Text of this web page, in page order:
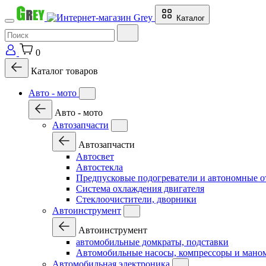
Каталог
0
Каталог товаров
Авто - мото
Авто - мото
Автозапчасти
Автозапчасти
Автосвет
Автостекла
Предпусковые подогреватели и автономные
Система охлаждения двигателя
Стеклоочистители, дворники
Автоинструмент
Автоинструмент
автомобильные домкраты, подставки
Автомобильные насосы, компрессоры и
Автомобильная электроника